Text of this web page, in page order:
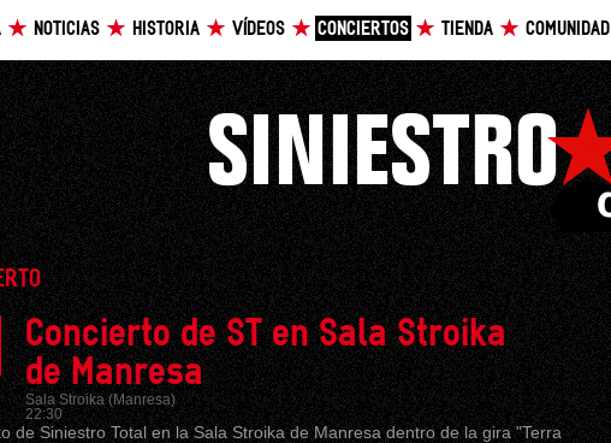
NOTICIAS HISTORIA VÍDEOS CONCIERTOS TIENDA COMUNIDAD
Concierto de ST en Sala Stroika
de Manresa
Sala Stroika (Manresa)
22:30
de Siniestro Total en la Sala Stroika de Manresa dentro de la gira "Terra